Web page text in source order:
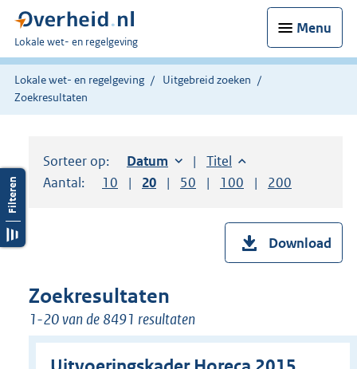
Menu
U
bent
hier:
Lokale wet- en regelgeving
Lokale wet- en regelgeving
Uitgebreid zoeken
Zoekresultaten
Sorteer op: Sorteer op:
Datum oplopendSorteer op:
Titel oplopend
Aantal:
Toon
10 resultaten per pagina
Toon
20 resultaten per pagina
Toon
50 resultaten per pagina
Toon
100 resultaten per
Toon
200
Download
Zoekresultaten
1-20 van de 8491 resultaten